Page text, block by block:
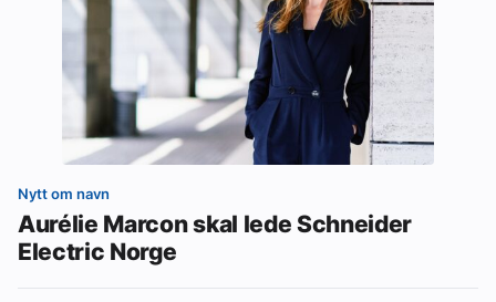
Nytt om navn
Aurélie Marcon skal lede Schneider
Electric Norge